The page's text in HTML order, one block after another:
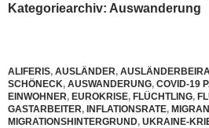
Kategoriearchiv: Auswanderung
ALIFERIS, AUSLÄNDER,
SCHÖNECK, AUSWANDERUNG, COVID-19
EINWOHNER, EUROKRISE, FLÜCHTLING,
GASTARBEITER, INFLATIONSRATE,
MIGRATIONSHINTERGRUND, UKRAINE-